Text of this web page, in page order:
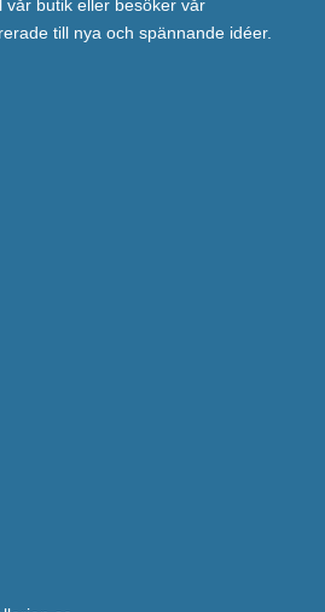
vår butik eller besöker vår
till nya och spännande idéer.